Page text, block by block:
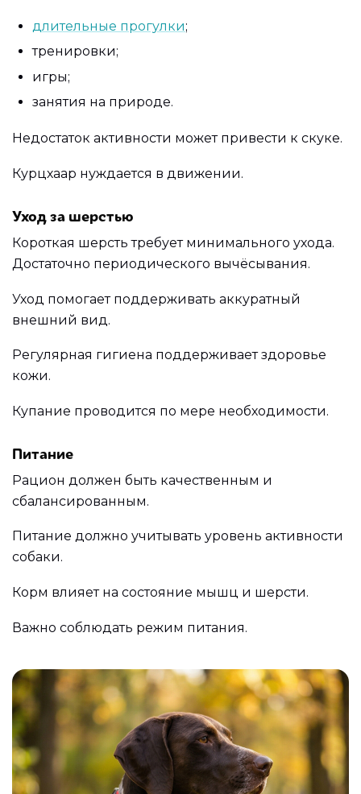
длительные прогулки;
тренировки;
игры;
занятия на природе.
Недостаток активности может привести к скуке.
Курцхаар нуждается в движении.
Уход за шерстью
Короткая шерсть требует минимального ухода.
Достаточно периодического вычёсывания.
Уход помогает поддерживать аккуратный
внешний вид.
Регулярная гигиена поддерживает здоровье
кожи.
Купание проводится по мере необходимости.
Питание
Рацион должен быть качественным и
сбалансированным.
Питание должно учитывать уровень активности
собаки.
Корм влияет на состояние мышц и шерсти.
Важно соблюдать режим питания.